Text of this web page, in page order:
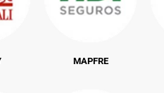
MAPFRE